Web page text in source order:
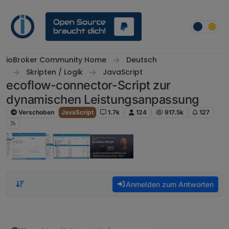
ioBroker Community Home
Deutsch
Skripten / Logik
JavaScript
ecoflow-connector-Script zur
dynamischen Leistungsanpassung
Verschoben JavaScript 1.7k 124 917.5k 127
Anmelden zum Antworten